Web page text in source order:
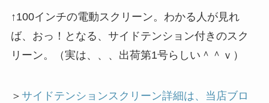
↑100インチの電動スクリーン。わかる人が見れ
ば、おっ！となる、サイドテンション付きのスク
リーン。（実は、、、出荷第1号らしい＾＾ｖ）
＞ サイドテンションスクリーン詳細は、当店ブロ